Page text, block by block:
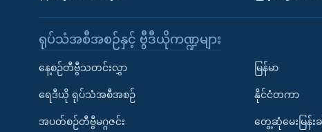
ရုပ်သံအစီအစဉ်နှင့် ဗွီဒီယိုကဏ္ဍများ
နေ့စဉ်တီဗွီသတင်းလွှာ
ရေဒီယို ရုပ်သံအစီအစဉ်
အပတ်စဉ်တီဗွီမဂ္ဂဇင်း
မြန်မာ
နိုင်ငံတကာ
တွေ့ဆုံမေးမြန်းခ